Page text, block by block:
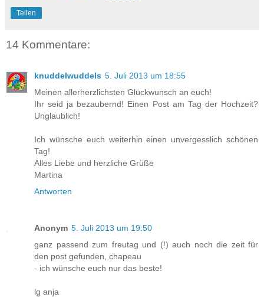
Teilen
14 Kommentare:
knuddelwuddels 5. Juli 2013 um 18:55
Meinen allerherzlichsten Glückwunsch an euch!
Ihr seid ja bezaubernd! Einen Post am Tag der Hochzeit?
Unglaublich!
Ich wünsche euch weiterhin einen unvergesslich schönen
Tag!
Alles Liebe und herzliche Grüße
Martina
Antworten
Anonym 5. Juli 2013 um 19:50
ganz passend zum freutag und (!) auch noch die zeit für
den post gefunden, chapeau
- ich wünsche euch nur das beste!
lg anja